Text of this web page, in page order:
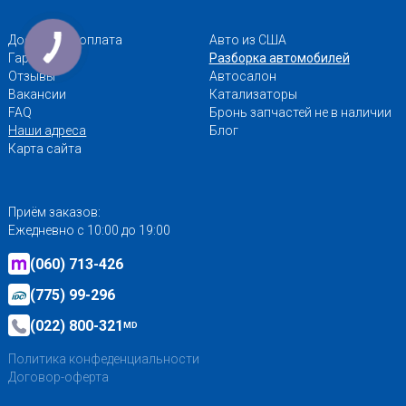
Доставка и оплата
Гарантии
Отзывы
Вакансии
FAQ
Наши адреса
Карта сайта
Авто из США
Разборка автомобилей
Автосалон
Катализаторы
Бронь запчастей не в наличии
Блог
Приём заказов:
Ежедневно с 10:00 до 19:00
(060) 713-426
(775) 99-296
(022) 800-321MD
Политика конфеденциальности
Договор-оферта